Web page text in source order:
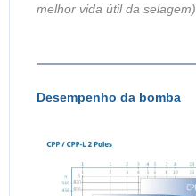
melhor vida útil da selagem)
Desempenho da bomba